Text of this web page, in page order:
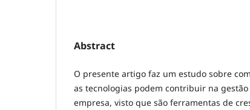
Abstract
O presente artigo faz um estudo sobre
as tecnologias podem contribuir na
empresa, visto que são ferramentas de